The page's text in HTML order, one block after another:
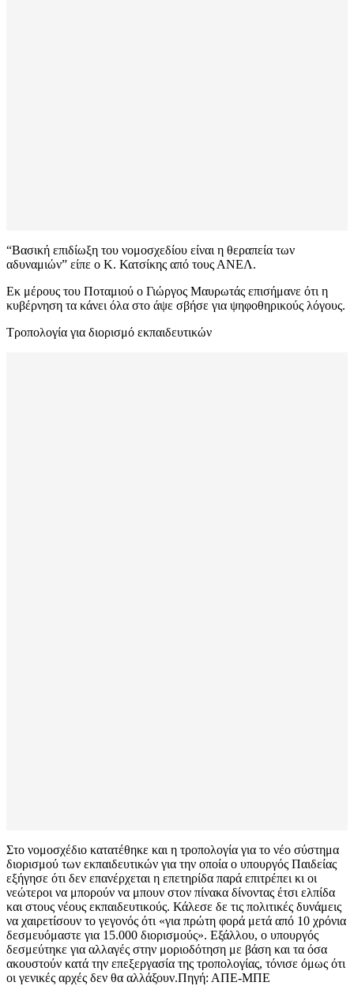
“Βασική επιδίωξη του νομοσχεδίου είναι η θεραπεία των
αδυναμιών” είπε ο Κ. Κατσίκης από τους ΑΝΕΛ.
Εκ μέρους του Ποταμιού ο Γιώργος Μαυρωτάς επισήμανε ότι η
κυβέρνηση τα κάνει όλα στο άψε σβήσε για ψηφοθηρικούς λόγους.
Τροπολογία για διορισμό εκπαιδευτικών
Στο νομοσχέδιο κατατέθηκε και η τροπολογία για το νέο σύστημα
διορισμού των εκπαιδευτικών για την οποία ο υπουργός Παιδείας
εξήγησε ότι δεν επανέρχεται η επετηρίδα παρά επιτρέπει κι οι
νεώτεροι να μπορούν να μπουν στον πίνακα δίνοντας έτσι ελπίδα
και στους νέους εκπαιδευτικούς. Κάλεσε δε τις πολιτικές δυνάμεις
να χαιρετίσουν το γεγονός ότι «για πρώτη φορά μετά από 10 χρόνια
δεσμευόμαστε για 15.000 διορισμούς». Εξάλλου, ο υπουργός
δεσμεύτηκε για αλλαγές στην μοριοδότηση με βάση και τα όσα
ακουστούν κατά την επεξεργασία της τροπολογίας, τόνισε όμως ότι
οι γενικές αρχές δεν θα αλλάξουν.Πηγή: ΑΠΕ-ΜΠΕ